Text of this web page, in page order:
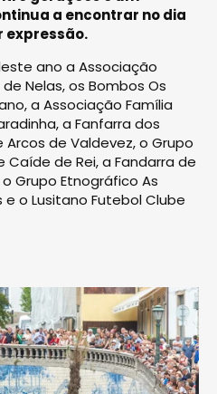
a encontrar no dia
expressão.
ano a Associação
Nelas, os Bombos Os
a Associação Família
a Fanfarra dos
de Valdevez, o Grupo
de Rei, a Fandarra de
Grupo Etnográfico As
o Lusitano Futebol Clube